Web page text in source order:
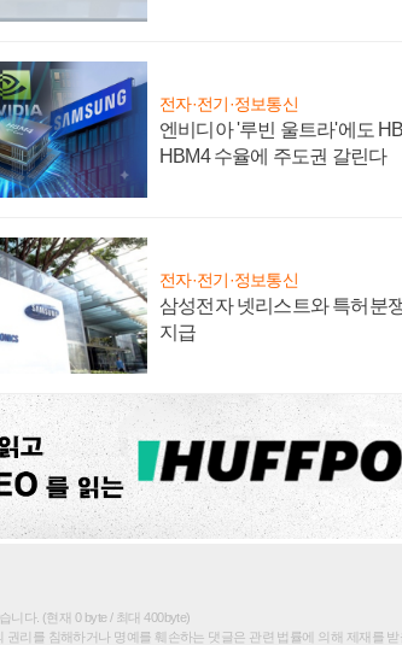
전자·전기·정보통신
엔비디아 '루빈 울트라'에도
HBM4 수율에 주도권 갈린다
전자·전기·정보통신
삼성전자 넷리스트와 특허분
지급
니다. (현재 0 byte / 최대 400byte)
권리를 침해하거나 명예를 훼손하는 댓글은 관련 법률에 의해 제재를 받